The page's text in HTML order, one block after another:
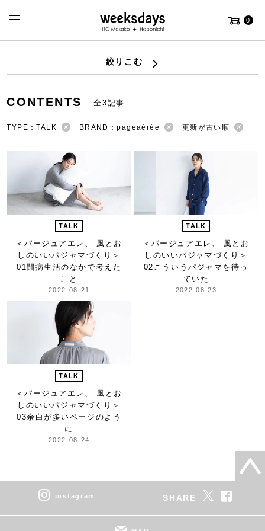
0
絞りこむ
CONTENTS 全3記事
TYPE：TALK BRAND：pageaérée 更新が古い順
TALK
＜パージュアエレ、 風とお
しのいいパジャマづくり＞
01闘病生活のなかで考えた
こと
2022-08-21
TALK
＜パージュアエレ、 風とお
しのいいパジャマづくり＞
02こういうパジャマを待っ
ていた
2022-08-23
TALK
＜パージュアエレ、 風とお
しのいいパジャマづくり＞
03余白が多いページのよう
に
2022-08-24
instagram SHARE